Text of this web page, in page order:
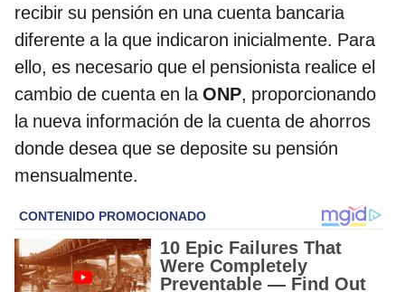
recibir su pensión en una cuenta bancaria
diferente a la que indicaron inicialmente. Para
ello, es necesario que el pensionista realice el
cambio de cuenta en la ONP, proporcionando
la nueva información de la cuenta de ahorros
donde desea que se deposite su pensión
mensualmente.